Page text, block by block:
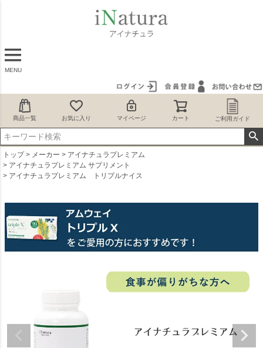
MENU
商品一覧 お気に入り マイページ カート ご利用ガイド
トップ メーカー
アイナチュラプレミアム
アイナチュラプレミアム サプリメント
アイナチュラプレミアム トリプルナイス